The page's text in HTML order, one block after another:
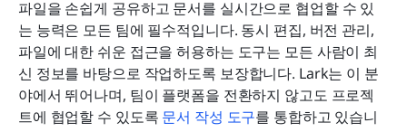
파일을 손쉽게 공유하고 문서를 실시간으로 협업할 수 있
는 능력은 모든 팀에 필수적입니다. 동시 편집, 버전 관리,
파일에 대한 쉬운 접근을 허용하는 도구는 모든 사람이 최
신 정보를 바탕으로 작업하도록 보장합니다. Lark는 이 분
야에서 뛰어나며, 팀이 플랫폼을 전환하지 않고도 프로젝
트에 협업할 수 있도록 문서 작성 도구를 통합하고 있습니